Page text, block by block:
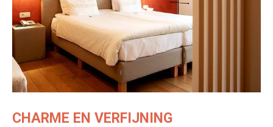
CHARME EN VERFIJNING